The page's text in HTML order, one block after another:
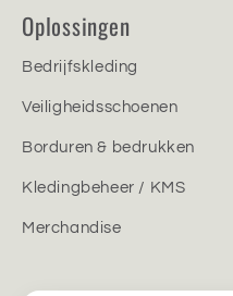
Oplossingen
Bedrijfskleding
Veiligheidsschoenen
Borduren & bedrukken
Kledingbeheer / KMS
Merchandise